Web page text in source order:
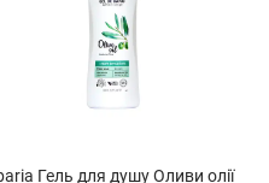
Гель для душу Оливи олії